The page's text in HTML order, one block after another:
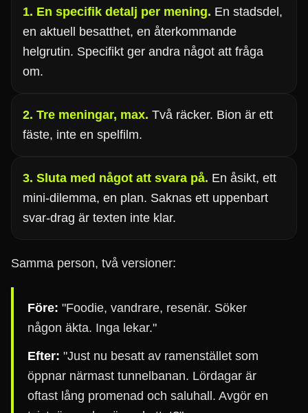
1. En specifik detalj per mening. En stadsdel,
en aktuell besatthet, en återkommande
helgrutin. Specifikt ger andra något att fråga
om.
2. Tre meningar, max. Två räcker. Bion är ett
fäste, inte en spelfilm.
3. Sluta med något att svara på. En åsikt, ett
mini-dilemma, en plan. Saknas ett uppenbart
svar-drag är texten inte klar.
Samma person, två versioner:
Före: "Foodie, vandrare, resenär. Söker
någon äkta. Inga lekar."
Efter: "Just nu besatt av ramenstället som
öppnar närmast tunnelbanan. Lördagar är
oftast lång promenad och saluhall. Avgör en